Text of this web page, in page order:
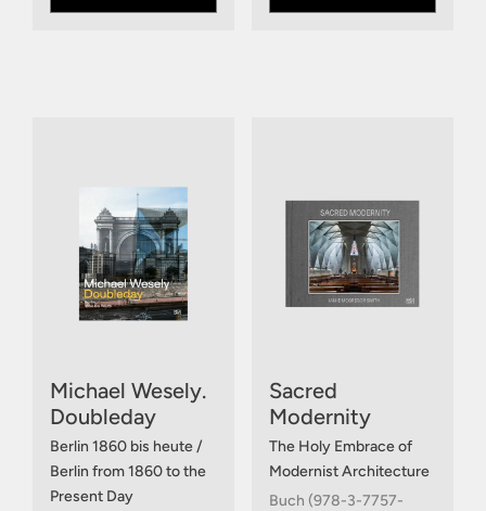
Michael Wesely.
Doubleday
Berlin 1860 bis heute /
Berlin from 1860 to the
Present Day
Sacred
Modernity
The Holy Embrace of
Modernist Architecture
Buch (978-3-7757-